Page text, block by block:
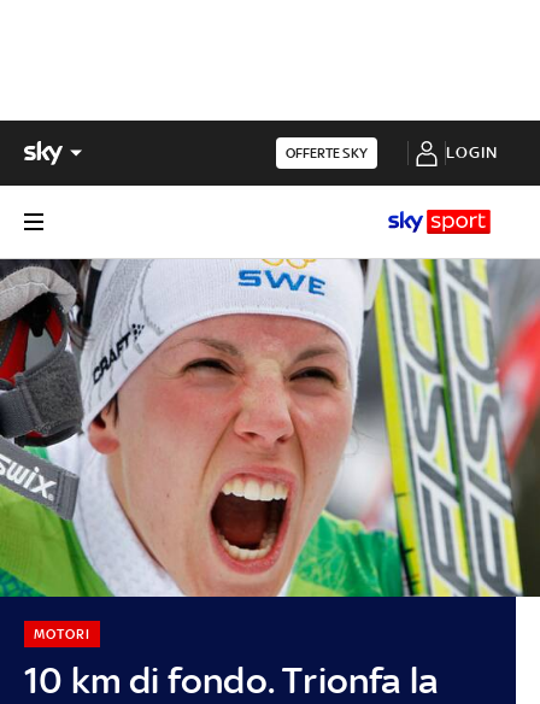
OFFERTE SKY LOGIN
10 km di fondo. Trionfa la
MOTORI